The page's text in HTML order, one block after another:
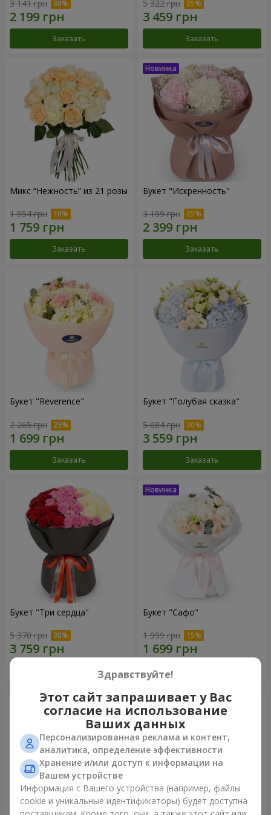
3 141 грн
Заказать
5 322 грн
Заказать
Микс “Нежность” из 21 розы
1 954 грн
Заказать
Букет "Искренность"
3 199 грн
Заказать
Букет "Reverence"
2 265 грн
Заказать
Букет "Голубая сказка"
5 084 грн
Заказать
Букет "Три сердца"
5 370 грн
Букет "Сафо"
1 999 грн
Здравствуйте!
Этот сайт запрашивает у Вас
согласие на использование
Ваших данных
Персонализированная реклама и контент,
аналитика, определение эффективности
Хранение и/или доступ к информации на
Вашем устройстве
Информация с Вашего устройства (например, файлы
cookie и уникальные идентификаторы) будет доступна